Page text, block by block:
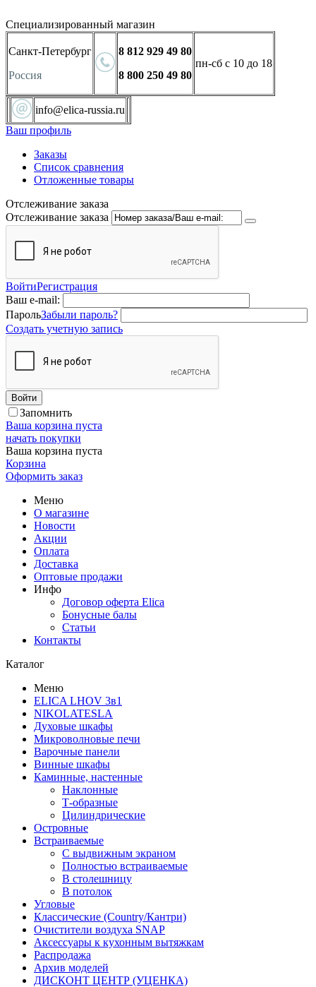
Специализированный магазин
Санкт-Петербург
Россия
8 812 929 49 80
8 800 250 49 80
пн-сб с 10 до 18
info@elica-russia.ru
Ваш профиль
Заказы
Список сравнения
Отложенные товары
Отслеживание заказа
Отслеживание заказа
ВойтиРегистрация
Ваш e-mail:
ПарольЗабыли пароль?
Создать учетную запись
Войти
Запомнить
Ваша корзина пуста
начать покупки
Ваша корзина пуста
Корзина
Оформить заказ
Меню
О магазине
Новости
Акции
Оплата
Доставка
Оптовые продажи
Инфо
Договор оферта Elica
Бонусные балы
Статьи
Контакты
Каталог
Меню
ELICA LHOV 3в1
NIKOLATESLA
Духовые шкафы
Микроволновые печи
Варочные панели
Винные шкафы
Каминные, настенные
Наклонные
Т-образные
Цилиндрические
Островные
Встраиваемые
С выдвижным экраном
Полностью встраиваемые
В столешницу
В потолок
Угловые
Классические (Country/Кантри)
Очистители воздуха SNAP
Аксессуары к кухонным вытяжкам
Распродажа
Архив моделей
ДИСКОНТ ЦЕНТР (УЦЕНКА)